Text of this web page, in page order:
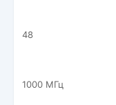
48
1000 МГц